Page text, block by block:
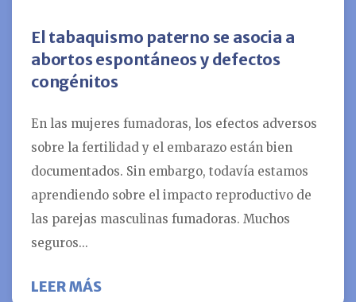
El tabaquismo paterno se asocia a
abortos espontáneos y defectos
congénitos
En las mujeres fumadoras, los efectos adversos
sobre la fertilidad y el embarazo están bien
documentados. Sin embargo, todavía estamos
aprendiendo sobre el impacto reproductivo de
las parejas masculinas fumadoras. Muchos
seguros...
LEER MÁSSOBRE EL TABAQUISMO PATERNO